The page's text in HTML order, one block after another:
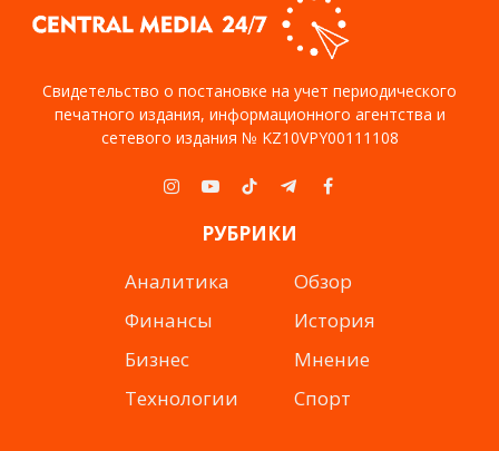
Свидетельство о постановке на учет периодического
печатного издания, информационного агентства и
сетевого издания № KZ10VPY00111108
Instagram
YouTubeTikTokTelegramFacebook
РУБРИКИ
Аналитика
Финансы
Бизнес
Технологии
Обзор
История
Мнение
Спорт